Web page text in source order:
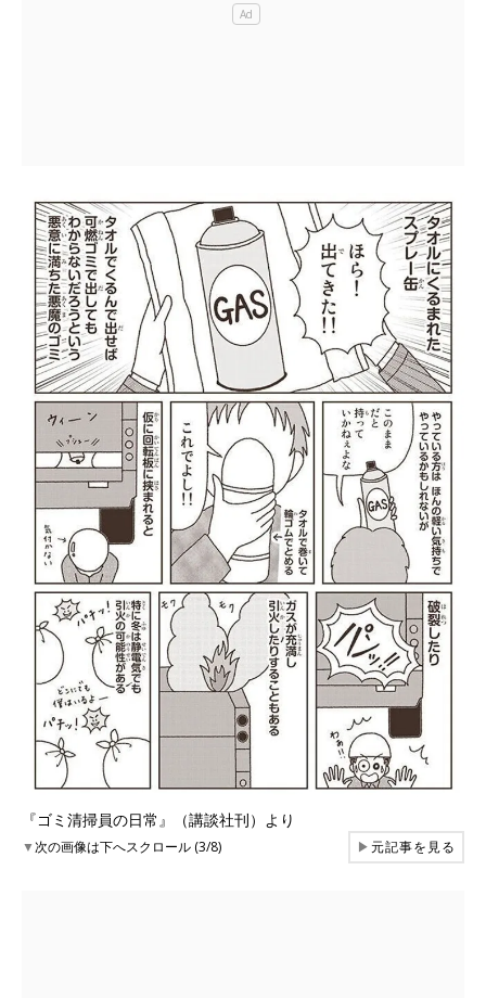
『ゴミ清掃員の日常』（講談社刊）より
▼次の画像は下へスクロール (3/8) ▶元記事を見る